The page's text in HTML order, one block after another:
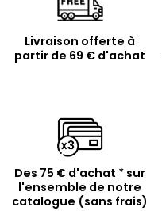
Livraison offerte à
partir de 69 € d'achat
Des 75 € d'achat * sur
l'ensemble de notre
catalogue (sans frais)